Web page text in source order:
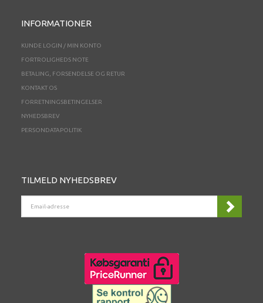
INFORMATIONER
KUNDE LOGIN / MIN KONTO
FORTROLIGHEDS NOTE
BETALING, FORSENDELSE OG RETUR
KONTAKT OS
FORRETNINGSBETINGELSER
NYHEDSBREV
PERSONDATAPOLITIK
TILMELD NYHEDSBREV
ADRESSE